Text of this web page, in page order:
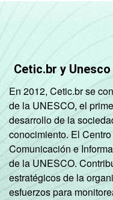
Cetic.br y Unesco
En 2012, Cetic.br se
de la UNESCO, el
desarrollo de la
conocimiento. El
Comunicación e
de la UNESCO.
estratégicos de la
esfuerzos para